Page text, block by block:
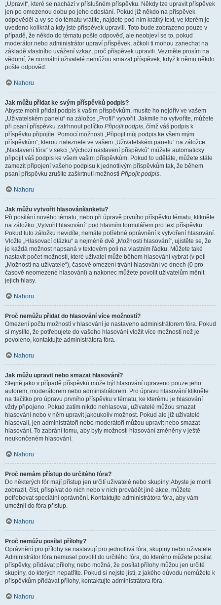
„Upravit“, které se nachází v příslušném příspěvku. Někdy lze upravit příspěvek
jen po omezenou dobu po jeho odeslání. Pokud již někdo na příspěvek
odpověděl a vy se do tématu vrátíte, najdete pod ním krátký text, ve kterém je
uvedeno kolikrát a kdy jste příspěvek upravili. Toto bude zobrazeno pouze v
případě, že někdo do tématu pošle odpověď, ale neobjeví se to, pokud
moderátor nebo administrátor upraví příspěvek, ačkoli ti mohou zanechat na
základě vlastního uvážení vzkaz, proč příspěvek upravili. Vezměte prosím na
vědomí, že normální uživatelé nemůžou smazat příspěvek, když k němu někdo
pošle odpověď.
Nahoru
Jak můžu přidat ke svým příspěvků podpis?
Abyste mohli přidat podpis k vašim příspěvkům, musíte ho nejdřív ve vašem
„Uživatelském panelu“ na záložce „Profil“ vytvořit. Jakmile ho vytvoříte, můžete
při psaní příspěvku zatrhnout políčko Připojit podpis, čímž váš podpis k
příspěvku připojíte. Pomocí možnosti „Připojit můj podpis ke všem mým
příspěvkům“, kterou naleznete ve vašem „Uživatelském panelu“ na záložce
„Nastavení fóra“ v sekci „Výchozí nastavení příspěvků“ můžete automaticky
připojit váš podpis ke všem vašim příspěvkům. Pokud to uděláte, můžete stále
zamezit připojení vašeho podpisu k jednotlivým příspěvkům tak, že během
psaní příspěvku zrušíte zaškrtnutí možnosti Připojit podpis.
Nahoru
Jak můžu vytvořit hlasování/anketu?
Při posílání nového tématu, nebo při úpravě prvního příspěvku tématu, klikněte
na záložku „Vytvořit hlasování“ pod hlavním formulářem pro text příspěvku.
Pokud tuto záložku nevidíte, nemáte potřebné oprávnění k vytvoření hlasování.
Vložte „Hlasovací otázku“ a nejméně dvě „Možnosti hlasování“, ujistěte se, že
je každá možnost napsaná v textovém poli na vlastním řádku. Můžete také
nastavit počet možností, které uživatel může během hlasování vybrat (v poli
„Možností na uživatele“), časové omezení trvání hlasování ve dnech (0 pro
časově neomezené hlasování) a nakonec můžete povolit uživatelům měnit
jejich hlasy.
Nahoru
Proč nemůžu přidat do hlasování více možností?
Omezení počtu možností v hlasování je nastaveno administrátorem fóra. Pokud
si myslíte, že potřebujete do vašeho hlasování vložit více možností než je
povoleno, kontaktujte administrátora fóra.
Nahoru
Jak můžu upravit nebo smazat hlasování?
Stejně jako v případě příspěvků může být hlasování upraveno pouze jeho
autorem, moderátorem nebo administrátorem. Pro úpravu hlasování klikněte
na tlačítko pro úpravu prvního příspěvku v tématu, ke kterému je hlasování
vždy připojeno. Pokud zatím nikdo nehlasoval, uživatelé můžou smazat
hlasování nebo v něm upravit jakoukoliv možnost. Pokud ale již uživatelé
hlasovali, jen administrátoři nebo moderátoři můžou upravit nebo smazat
hlasování. To zabrání tomu, aby byly možnosti hlasování změněny v ještě
neukončeném hlasování.
Nahoru
Proč nemám přístup do určitého fóra?
Do některých fór mají přístup jen určití uživatelé nebo skupiny. Abyste je mohli
zobrazit, číst, přispívat do nich nebo v nich provádět jiné akce, můžete
potřebovat speciální oprávnění. Kontaktujte administrátora fóra, aby vám
umožnil do fóra přístup.
Nahoru
Proč nemůžu posílat přílohy?
Oprávnění pro přílohy se nastavují pro jednotlivá fóra, skupiny nebo uživatele.
Administrátor fóra nemusel povolit do určitého fóra, do kterého můžete posílat
příspěvky, přidávat přílohy, nebo možná, že posílat přílohy můžou jen určité
skupiny, do kterých nepatříte. Pokud si nejste jisti, z jakého důvodu nemůžete k
příspěvkům přidávat přílohy, kontaktujte administrátora fóra.
Nahoru